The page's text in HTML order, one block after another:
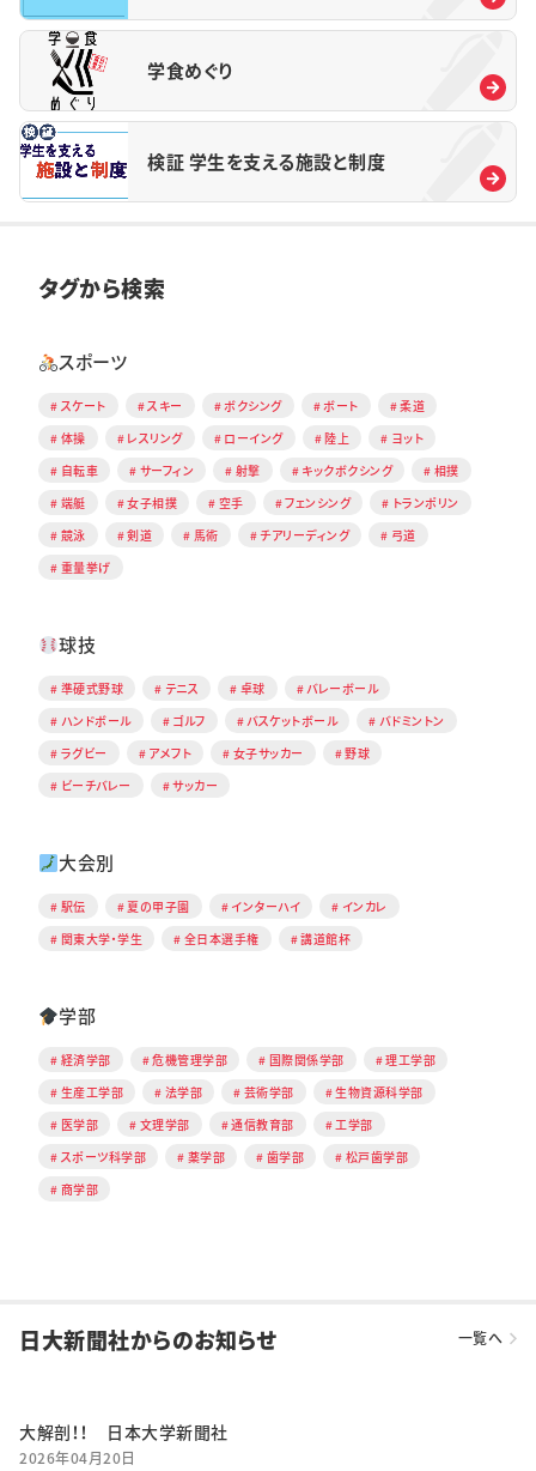
学食めぐり
検証 学生を支える施設と制度
タグから検索
スポーツ
スケート スキー ボクシング ボート
柔道
体操
レスリング ローイング 陸上
ヨット
自転車
サーフィン 射撃 キックボクシング
相撲
端艇
女子相撲 空手 フェンシング
トランポリン
競泳
剣道 馬術 チアリーディング
弓道
重量挙げ
球技
準硬式野球 テニス 卓球
バレーボール
ハンドボール
ゴルフ バスケットボール
バドミントン
ラグビー
アメフト 女子サッカー
野球
ビーチバレー
サッカー
大会別
駅伝 夏の甲子園 インターハイ
インカレ
関東大学・学生
全日本選手権 講道館杯
学部
経済学部 危機管理学部 国際関係学部
理工学部
生産工学部
法学部 芸術学部
生物資源科学部
医学部
文理学部 通信教育部
工学部
スポーツ科学部
薬学部 歯学部
松戸歯学部
商学部
日大新聞社からのお知らせ 一覧へ
大解剖！！ 日本大学新聞社
2026年04月20日